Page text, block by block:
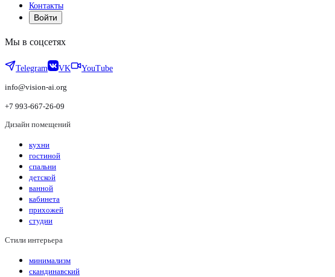
Контакты
Войти
Мы в соцсетях
Telegram VK YouTube
info@vision-ai.org
+7 993-667-26-09
Дизайн помещений
кухни
гостиной
спальни
детской
ванной
кабинета
прихожей
студии
Стили интерьера
минимализм
скандинавский